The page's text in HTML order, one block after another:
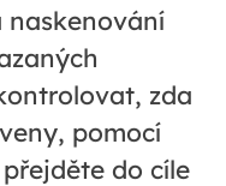
naskenování
zda
pomocí
do cíle